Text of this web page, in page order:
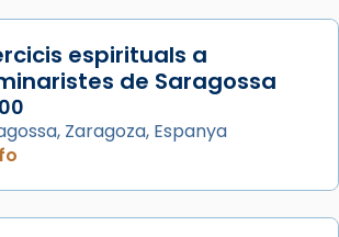
de Barcelona, el cardenal Joan
ha presidit la missa i l’ha
bisbe auxiliar de Barcelona,
espirituals a
de Saragossa
Zaragoza, Espanya